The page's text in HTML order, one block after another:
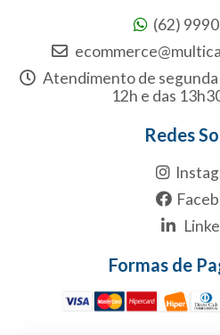
(62)
Atendimento de segunda
12h e das
Redes
Formas de